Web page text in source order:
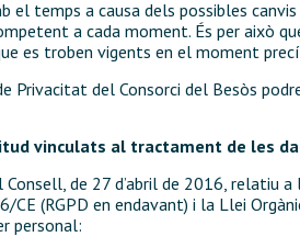
temps a causa dels possibles
a cada moment. És per això
es troben vigents en el moment
del Consorci del Besòs
vinculats al tractament de les
de 27 d’abril de 2016,
(RGPD en endavant) i la Llei
personal: